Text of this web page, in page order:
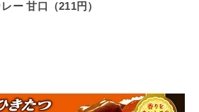
ー 甘口（211円）